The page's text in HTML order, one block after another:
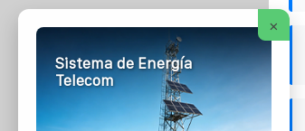
×
Sistema de Energía
Telecom